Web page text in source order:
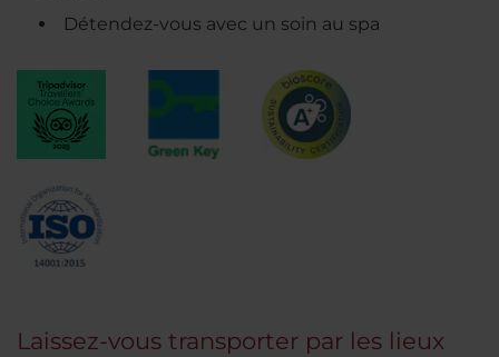
Détendez-vous avec un soin au spa
Laissez-vous transporter par les lieux